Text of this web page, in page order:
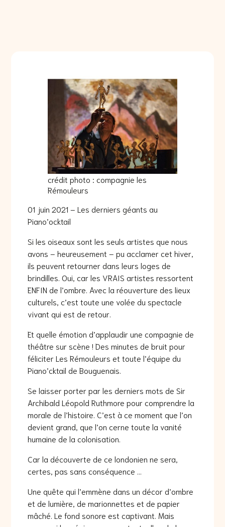
crédit photo : compagnie les
Rémouleurs
01 juin 2021 – Les derniers géants au
Piano’ocktail
Si les oiseaux sont les seuls artistes que nous
avons – heureusement – pu acclamer cet hiver,
ils peuvent retourner dans leurs loges de
brindilles. Oui, car les VRAIS artistes ressortent
ENFIN de l’ombre. Avec la réouverture des lieux
culturels, c’est toute une volée du spectacle
vivant qui est de retour.
Et quelle émotion d’applaudir une compagnie de
théâtre sur scène ! Des minutes de bruit pour
féliciter Les Rémouleurs et toute l’équipe du
Piano’cktail de Bouguenais.
Se laisser porter par les derniers mots de Sir
Archibald Léopold Ruthmore pour comprendre la
morale de l’histoire. C’est à ce moment que l’on
devient grand, que l’on cerne toute la vanité
humaine de la colonisation.
Car la découverte de ce londonien ne sera,
certes, pas sans conséquence …
Une quête qui l’emmène dans un décor d’ombre
et de lumière, de marionnettes et de papier
mâché. Le fond sonore est captivant. Mais